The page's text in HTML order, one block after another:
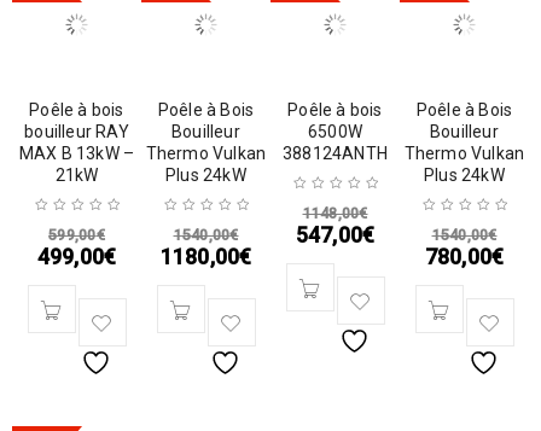
Poêle à bois
bouilleur RAY
MAX B 13kW –
21kW
599,00€
499,00€
Poêle à Bois
Bouilleur
Thermo Vulkan
Plus 24kW
1540,00€
1180,00€
Poêle à bois
6500W
388124ANTH
1148,00€
547,00€
Poêle à Bois
Bouilleur
Thermo Vulkan
Plus 24kW
1540,00€
780,00€